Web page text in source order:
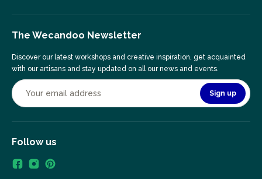
The Wecandoo Newsletter
Discover our latest workshops and creative inspiration, get acquainted
with our artisans and stay updated on all our news and events.
Sign up
Follow us